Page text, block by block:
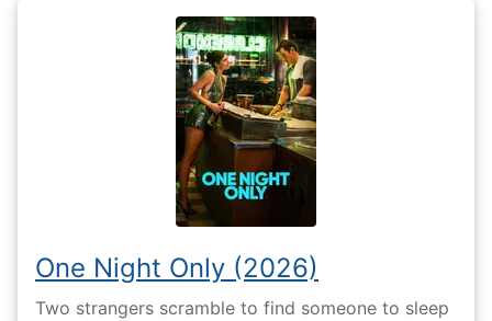
One Night Only (2026)
Two strangers scramble to find someone to sleep